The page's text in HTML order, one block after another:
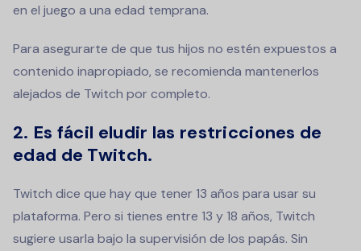
en el juego a una edad temprana.
Para asegurarte de que tus hijos no estén expuestos a
contenido inapropiado, se recomienda mantenerlos
alejados de Twitch por completo.
2. Es fácil eludir las restricciones de
edad de Twitch.
Twitch dice que hay que tener 13 años para usar su
plataforma. Pero si tienes entre 13 y 18 años, Twitch
sugiere usarla bajo la supervisión de los papás. Sin